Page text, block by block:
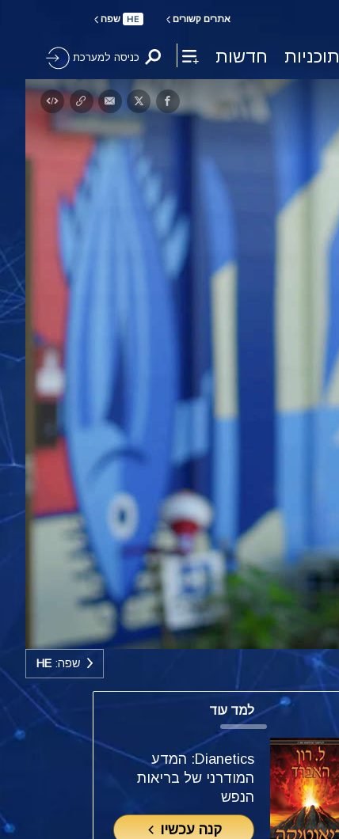
אתרים קשורים HE שפה
תוכניות חדשות כניסה למערכת
שפה:HE
למד עוד
Dianetics: המדע
המודרני של בריאות
הנפש
קנה עכשיו